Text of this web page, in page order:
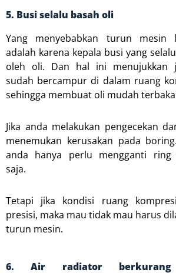
5. Busi selalu basah oli
Yang menyebabkan turun mesin
adalah karena kepala busi yang
oleh oli. Dan hal ini menujukkan
sudah bercampur di dalam ruang
sehingga membuat oli mudah
Jika anda melakukan pengecekan
menemukan kerusakan pada
anda hanya perlu mengganti ring
saja.
Tetapi jika kondisi ruang
presisi, maka mau tidak mau harus
turun mesin.
6. Air radiator